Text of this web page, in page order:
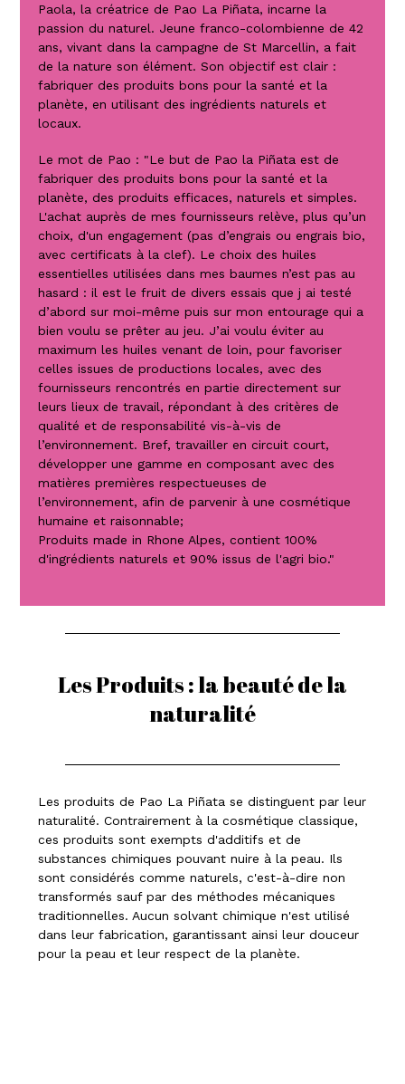
Paola, la créatrice de Pao La Piñata, incarne la
passion du naturel. Jeune franco-colombienne de 42
ans, vivant dans la campagne de St Marcellin, a fait
de la nature son élément. Son objectif est clair :
fabriquer des produits bons pour la santé et la
planète, en utilisant des ingrédients naturels et
locaux.
Le mot de Pao : "Le but de Pao la Piñata est de
fabriquer des produits bons pour la santé et la
planète, des produits efficaces, naturels et simples.
L'achat auprès de mes fournisseurs relève, plus qu’un
choix, d'un engagement (pas d’engrais ou engrais bio,
avec certificats à la clef). Le choix des huiles
essentielles utilisées dans mes baumes n’est pas au
hasard : il est le fruit de divers essais que j ai testé
d’abord sur moi-même puis sur mon entourage qui a
bien voulu se prêter au jeu. J’ai voulu éviter au
maximum les huiles venant de loin, pour favoriser
celles issues de productions locales, avec des
fournisseurs rencontrés en partie directement sur
leurs lieux de travail, répondant à des critères de
qualité et de responsabilité vis-à-vis de
l’environnement. Bref, travailler en circuit court,
développer une gamme en composant avec des
matières premières respectueuses de
l’environnement, afin de parvenir à une cosmétique
humaine et raisonnable;
Produits made in Rhone Alpes, contient 100%
d'ingrédients naturels et 90% issus de l'agri bio."
Les Produits : la beauté de la
naturalité
Les produits de Pao La Piñata se distinguent par leur
naturalité. Contrairement à la cosmétique classique,
ces produits sont exempts d'additifs et de
substances chimiques pouvant nuire à la peau. Ils
sont considérés comme naturels, c'est-à-dire non
transformés sauf par des méthodes mécaniques
traditionnelles. Aucun solvant chimique n'est utilisé
dans leur fabrication, garantissant ainsi leur douceur
pour la peau et leur respect de la planète.